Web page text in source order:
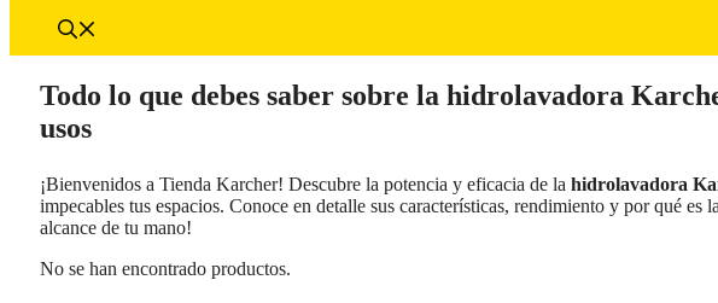
Todo lo que debes saber sobre la hidrolavadora
usos
¡Bienvenidos a Tienda Karcher! Descubre la potencia y eficacia de la hidrolavadora
impecables tus espacios. Conoce en detalle sus características, rendimiento y por qué es
alcance de tu mano!
No se han encontrado productos.